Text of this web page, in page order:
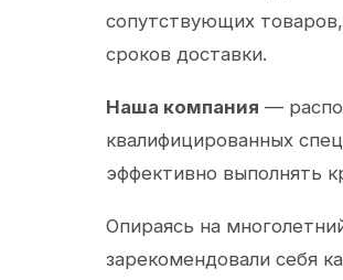
сопутствующих
сроков доставки.
Наша компания —
квалифицированных
эффективно выполнять
Опираясь на
зарекомендовали себя